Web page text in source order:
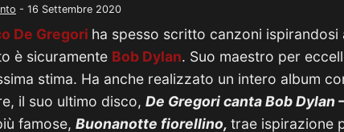
- 16 Settembre 2020
De Gregori ha spesso scritto canzoni
è sicuramente Bob Dylan. Suo maestro per
stima. Ha anche realizzato un intero album
il suo ultimo disco, De Gregori canta Bob Dylan
famose, Buonanotte fiorellino, trae ispirazione